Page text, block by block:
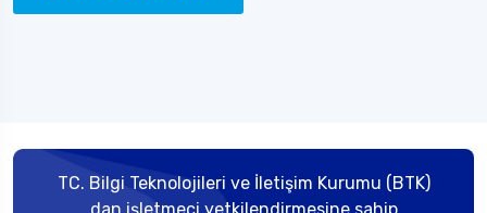
TC. Bilgi Teknolojileri ve İletişim Kurumu (BTK)